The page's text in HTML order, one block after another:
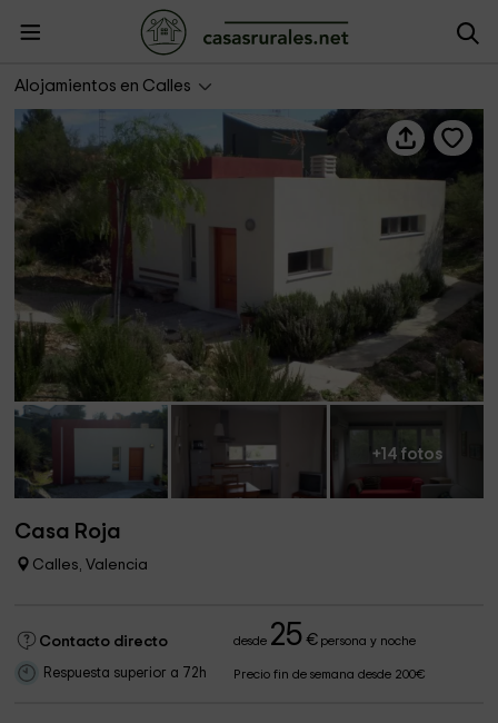
Alojamientos en Calles
+14 fotos
Casa Roja
Calles, Valencia
Contacto directo desde 25 €persona y noche
Respuesta superior a 72h Precio fin de semana desde 200€